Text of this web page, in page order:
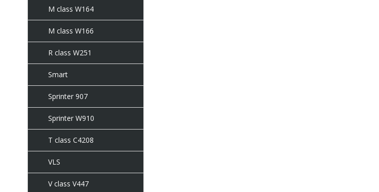
M class W164
M class W166
R class W251
Smart
Sprinter 907
Sprinter W910
T class C4208
VLS
V class V447